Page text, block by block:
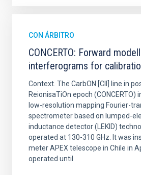
CON ÁRBITRO
CONCERTO: Forward
interferograms for
Context. The CarbON [CII] line in
ReionisaTiOn epoch
low-resolution mapping Fourier-
spectrometer based on lumped-
inductance detector (LEKID)
operated at 130-310 GHz. It was
meter APEX telescope in Chile in
operated until